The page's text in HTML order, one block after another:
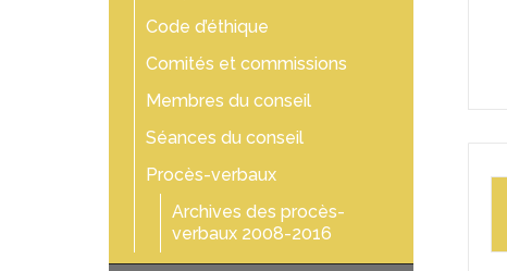
Code d’éthique
Comités et commissions
Membres du conseil
Séances du conseil
Procès-verbaux
Archives des procès-
verbaux 2008-2016